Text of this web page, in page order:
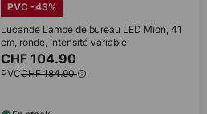
PVC -43%
Lucande Lampe de bureau LED Mion, 41
cm, ronde, intensité variable
CHF 104.90
PVCCHF 184.90